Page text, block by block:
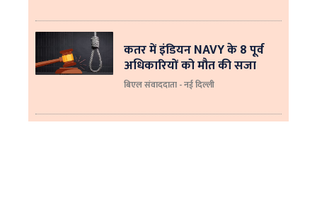
कतर में इंडियन NAVY के 8 पूर्व
अधिकारियों को मौत की सजा
बिएल संवाददाता - नई दिल्ली